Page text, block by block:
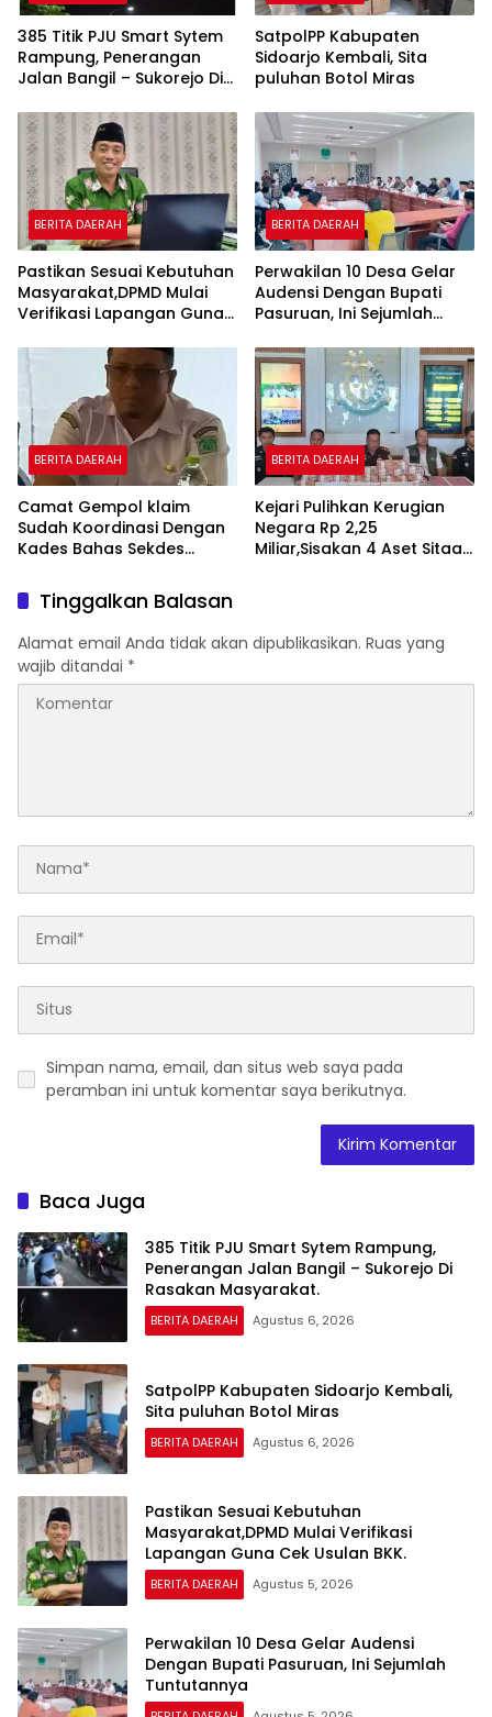
385 Titik PJU Smart Sytem
Rampung, Penerangan
Jalan Bangil – Sukorejo Di
SatpolPP Kabupaten
Sidoarjo Kembali, Sita
puluhan Botol Miras
BERITA DAERAH
Pastikan Sesuai Kebutuhan
Masyarakat,DPMD Mulai
Verifikasi Lapangan Guna
BERITA DAERAH
Perwakilan 10 Desa Gelar
Audensi Dengan Bupati
Pasuruan, Ini Sejumlah
BERITA DAERAH
Camat Gempol klaim
Sudah Koordinasi Dengan
Kades Bahas Sekdes
Pentingnya
BERITA DAERAH
Kejari Pulihkan Kerugian
Negara Rp 2,25
Miliar,Sisakan 4 Aset Sitaan
Tinggalkan Balasan
Alamat email Anda tidak akan dipublikasikan. Ruas yang
wajib ditandai *
Simpan nama, email, dan situs web saya pada
peramban ini untuk komentar saya berikutnya.
Baca Juga
385 Titik PJU Smart Sytem Rampung,
Penerangan Jalan Bangil – Sukorejo Di
Rasakan Masyarakat.
BERITA DAERAH Agustus 6, 2026
SatpolPP Kabupaten Sidoarjo Kembali,
Sita puluhan Botol Miras
BERITA DAERAH Agustus 6, 2026
Pastikan Sesuai Kebutuhan
Masyarakat,DPMD Mulai Verifikasi
Lapangan Guna Cek Usulan BKK.
BERITA DAERAH Agustus 5, 2026
Perwakilan 10 Desa Gelar Audensi
Dengan Bupati Pasuruan, Ini Sejumlah
Tuntutannya